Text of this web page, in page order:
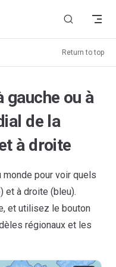
Return to top
gauche ou à
de la
à droite
pour voir quels
et à droite (bleu).
et utilisez le bouton
régionaux et les